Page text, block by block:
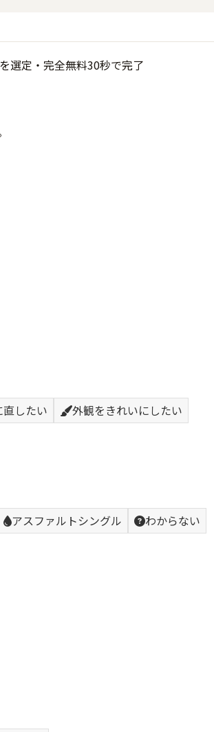
したい
外観をきれいにしたい
アスファルトシングル
わからない